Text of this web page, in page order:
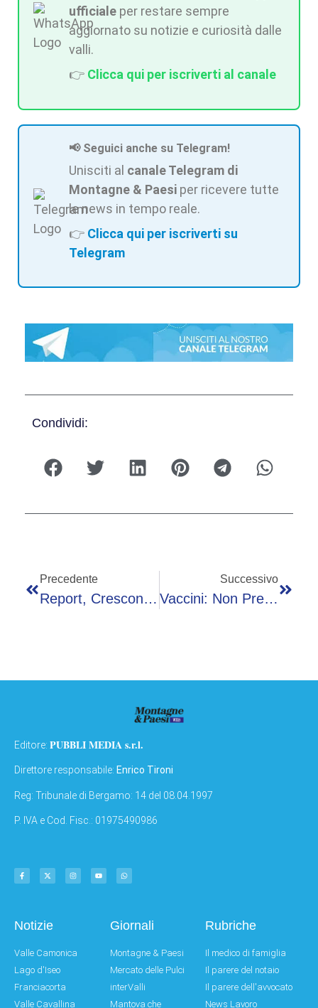
ufficiale per restare sempre
aggiornato su notizie e curiosità dalle
valli.
👉 Clicca qui per iscriverti al canale
📢 Seguici anche su Telegram!
Unisciti al canale Telegram di
Montagne & Paesi per ricevere tutte
le news in tempo reale.
👉 Clicca qui per iscriverti su
Telegram
Condividi:
Precedente
Report, Crescono Performance Regionali E Richiesta Di Servizi, Divario Nord-Sud
Successivo
Vaccini: Non Prevenire Costa, 5 Proposte Di HappyAgeing Per Pnpv In Over 65
Editore: PUBBLI MEDIA s.r.l.
Direttore responsabile: Enrico Tironi
Reg: Tribunale di Bergamo: 14 del 08.04.1997
P. IVA e Cod. Fisc.: 01975490986
Notizie
Valle Camonica
Lago d'Iseo
Franciacorta
Valle Cavallina
Giornali
Montagne & Paesi
Mercato delle Pulci
interValli
Mantova che
Rubriche
Il medico di famiglia
Il parere del notaio
Il parere dell'avvocato
News Lavoro